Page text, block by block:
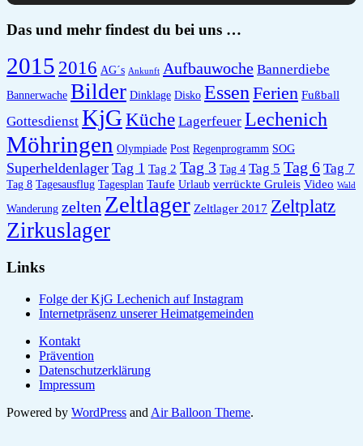
Das und mehr findest du bei uns …
2015 2016 AG´s Ankunft Aufbauwoche Bannerdiebe
Bannerwache Bilder Dinklage Disko Essen Ferien Fußball
Gottesdienst KjG Küche Lagerfeuer Lechenich
Möhringen Olympiade Post Regenprogramm SOG
Superheldenlager Tag 1 Tag 2 Tag 3 Tag 4 Tag 5 Tag 6 Tag 7
Tag 8 Tagesausflug Tagesplan Taufe Urlaub verrückte Gruleis Video Wald
Wanderung zelten Zeltlager Zeltlager 2017 Zeltplatz
Zirkuslager
Links
Folge der KjG Lechenich auf Instagram
Internetpräsenz unserer Heimatgemeinden
Kontakt
Prävention
Datenschutzerklärung
Impressum
Powered by WordPress and Air Balloon Theme.